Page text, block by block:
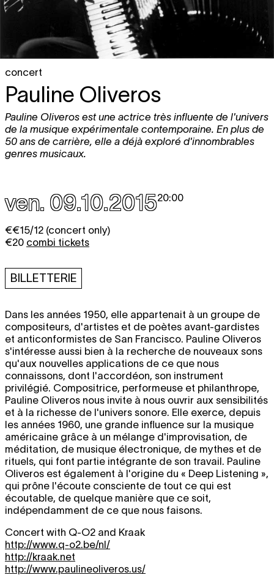
concert
Pauline Oliveros
Pauline Oliveros est une actrice très influente de l'univers
de la musique expérimentale contemporaine. En plus de
50 ans de carrière, elle a déjà exploré d'innombrables
genres musicaux.
ven. 09.10.201520:00
€€15/12 (concert only)
€20 combi tickets
BILLETTERIE
Dans les années 1950, elle appartenait à un groupe de
compositeurs, d'artistes et de poètes avant-gardistes
et anticonformistes de San Francisco. Pauline Oliveros
s'intéresse aussi bien à la recherche de nouveaux sons
qu'aux nouvelles applications de ce que nous
connaissons, dont l'accordéon, son instrument
privilégié. Compositrice, performeuse et philanthrope,
Pauline Oliveros nous invite à nous ouvrir aux sensibilités
et à la richesse de l'univers sonore. Elle exerce, depuis
les années 1960, une grande influence sur la musique
américaine grâce à un mélange d'improvisation, de
méditation, de musique électronique, de mythes et de
rituels, qui font partie intégrante de son travail. Pauline
Oliveros est également à l'origine du « Deep Listening »,
qui prône l'écoute consciente de tout ce qui est
écoutable, de quelque manière que ce soit,
indépendamment de ce que nous faisons.
Concert with Q-O2 and Kraak
http://www.q-o2.be/nl/
http://kraak.net
http://www.paulineoliveros.us/